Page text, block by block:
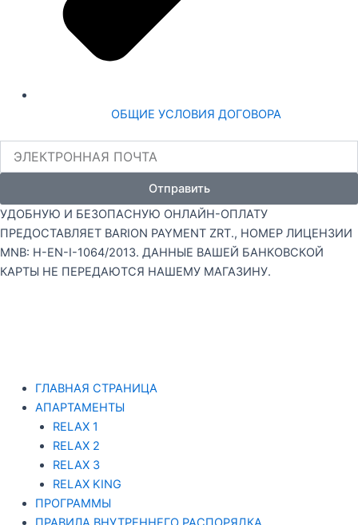
ОБЩИЕ УСЛОВИЯ ДОГОВОРА
ПОЧТА
Отправить
УДОБНУЮ И БЕЗОПАСНУЮ ОНЛАЙН-ОПЛАТУ
ПРЕДОСТАВЛЯЕТ BARION PAYMENT ZRT., НОМЕР ЛИЦЕНЗИИ
MNB: H-EN-I-1064/2013. ДАННЫЕ ВАШЕЙ БАНКОВСКОЙ
КАРТЫ НЕ ПЕРЕДАЮТСЯ НАШЕМУ МАГАЗИНУ.
ГЛАВНАЯ СТРАНИЦА
АПАРТАМЕНТЫ
RELAX 1
RELAX 2
RELAX 3
RELAX KING
ПРОГРАММЫ